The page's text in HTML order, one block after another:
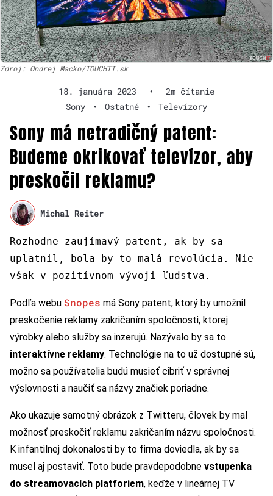
Zdroj: Ondrej Macko/TOUCHIT.sk
18. januára 2023 •
2m čítanie
Sony
• Ostatné • Televízory
Sony má netradičný patent:
Budeme okrikovať televízor, aby
preskočil reklamu?
Michal Reiter
Rozhodne zaujímavý patent, ak by sa
uplatnil, bola by to malá revolúcia. Nie
však v pozitívnom vývoji ľudstva.
Podľa webu Snopes má Sony patent, ktorý by umožnil
preskočenie reklamy zakričaním spoločnosti, ktorej
výrobky alebo služby sa inzerujú. Nazývalo by sa to
interaktívne reklamy. Technológie na to už dostupné sú,
možno sa používatelia budú musieť cibriť v správnej
výslovnosti a naučiť sa názvy značiek poriadne.
Ako ukazuje samotný obrázok z Twitteru, človek by mal
možnosť preskočiť reklamu zakričaním názvu spoločnosti.
K infantilnej dokonalosti by to firma doviedla, ak by sa
musel aj postaviť. Toto bude pravdepodobne vstupenka
do streamovacích platforiem, keďže v lineárnej TV